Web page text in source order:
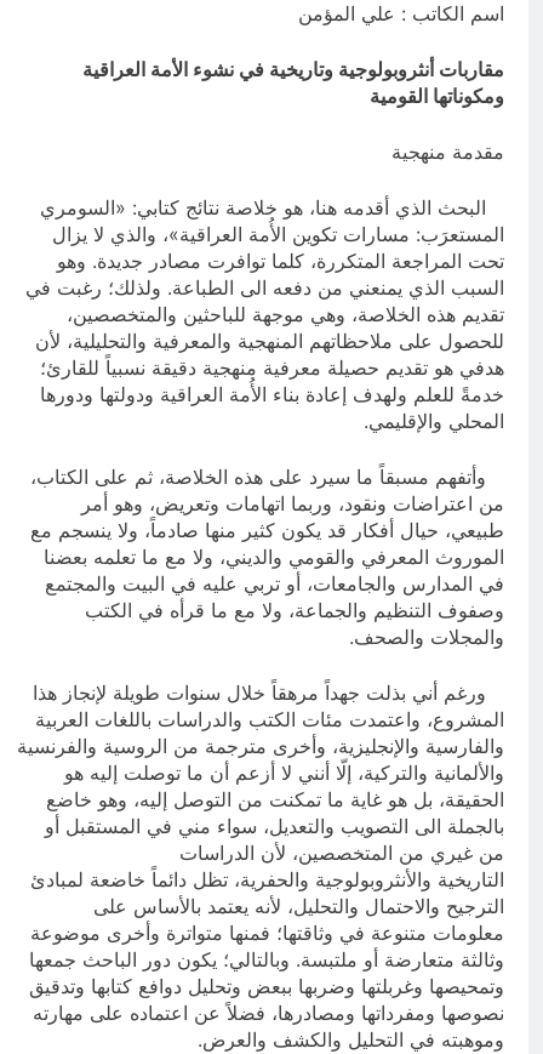
سَأُنَبِّئُكَ بِتَأْوِيلِ مَا لَمْ تَسْتَطِعْ فهمه في
“اتفاقية مكة” شرطي الناتو الخليجي
النووي الجديد لتحجيم دور إيران وفصائلها
اسم الكاتب : علي المؤمن
مقاربات أنثروبولوجية وتاريخية في نشوء الأمة العراقية
ومكوناتها القومية
مقدمة منهجية
البحث الذي أقدمه هنا، هو خلاصة نتائج كتابي: «السومري
المستعرَب: مسارات تكوين الأُمة العراقية»، والذي لا يزال
تحت المراجعة المتكررة، كلما توافرت مصادر جديدة. وهو
السبب الذي يمنعني من دفعه الى الطباعة. ولذلك؛ رغبت في
تقديم هذه الخلاصة، وهي موجهة للباحثين والمتخصصين،
للحصول على ملاحظاتهم المنهجية والمعرفية والتحليلية، لأن
هدفي هو تقديم حصيلة معرفية منهجية دقيقة نسبياً للقارئ؛
خدمةً للعلم ولهدف إعادة بناء الأُمة العراقية ودولتها ودورها
المحلي والإقليمي.
وأتفهم مسبقاً ما سيرد على هذه الخلاصة، ثم على الكتاب،
من اعتراضات ونقود، وربما اتهامات وتعريض، وهو أمر
طبيعي، حيال أفكار قد يكون كثير منها صادماً، ولا ينسجم مع
الموروث المعرفي والقومي والديني، ولا مع ما تعلمه بعضنا
في المدارس والجامعات، أو تربي عليه في البيت والمجتمع
وصفوف التنظيم والجماعة، ولا مع ما قرأه في الكتب
والمجلات والصحف.
ورغم أني بذلت جهداً مرهقاً خلال سنوات طويلة لإنجاز هذا
المشروع، واعتمدت مئات الكتب والدراسات باللغات العربية
والفارسية والإنجليزية، وأخرى مترجمة من الروسية والفرنسية
والألمانية والتركية، إلّا أنني لا أزعم أن ما توصلت إليه هو
الحقيقة، بل هو غاية ما تمكنت من التوصل إليه، وهو خاضع
بالجملة الى التصويب والتعديل، سواء مني في المستقبل أو
من غيري من المتخصصين، لأن الدراسات
التاريخية والأنثروبولوجية والحفرية، تظل دائماً خاضعة لمبادئ
الترجيح والاحتمال والتحليل، لأنه يعتمد بالأساس على
معلومات متنوعة في وثاقتها؛ فمنها متواترة وأخرى موضوعة
وثالثة متعارضة أو ملتبسة. وبالتالي؛ يكون دور الباحث جمعها
وتمحيصها وغربلتها وضربها ببعض وتحليل دوافع كتابها وتدقيق
نصوصها ومفرداتها ومصادرها، فضلاً عن اعتماده على مهارته
وموهبته في التحليل والكشف والعرض.